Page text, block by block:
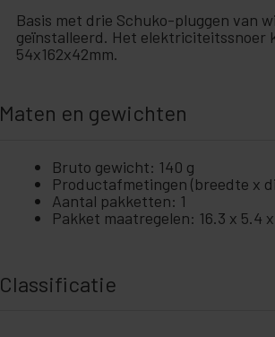
Basis met drie Schuko-pluggen van
geïnstalleerd. Het elektriciteitssnoer
54x162x42mm.
Maten en gewichten
Bruto gewicht: 140 g
Productafmetingen (breedte x
Aantal pakketten: 1
Pakket maatregelen: 16.3 x 5.4
Classificatie